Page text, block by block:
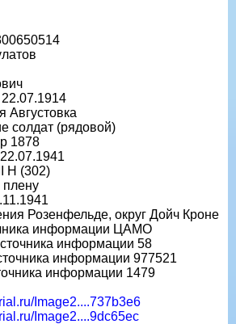
Августовка
солдат (рядовой)
1878
H (302)
плену
Розенфельде, округ Дойч Кроне
информации ЦАМО
информации 58
информации 977521
информации 1479
Image2....737b3e6
Image2....9dc65ec